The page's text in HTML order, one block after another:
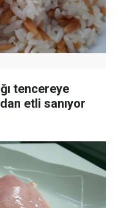
tencereye
etli sanıyor